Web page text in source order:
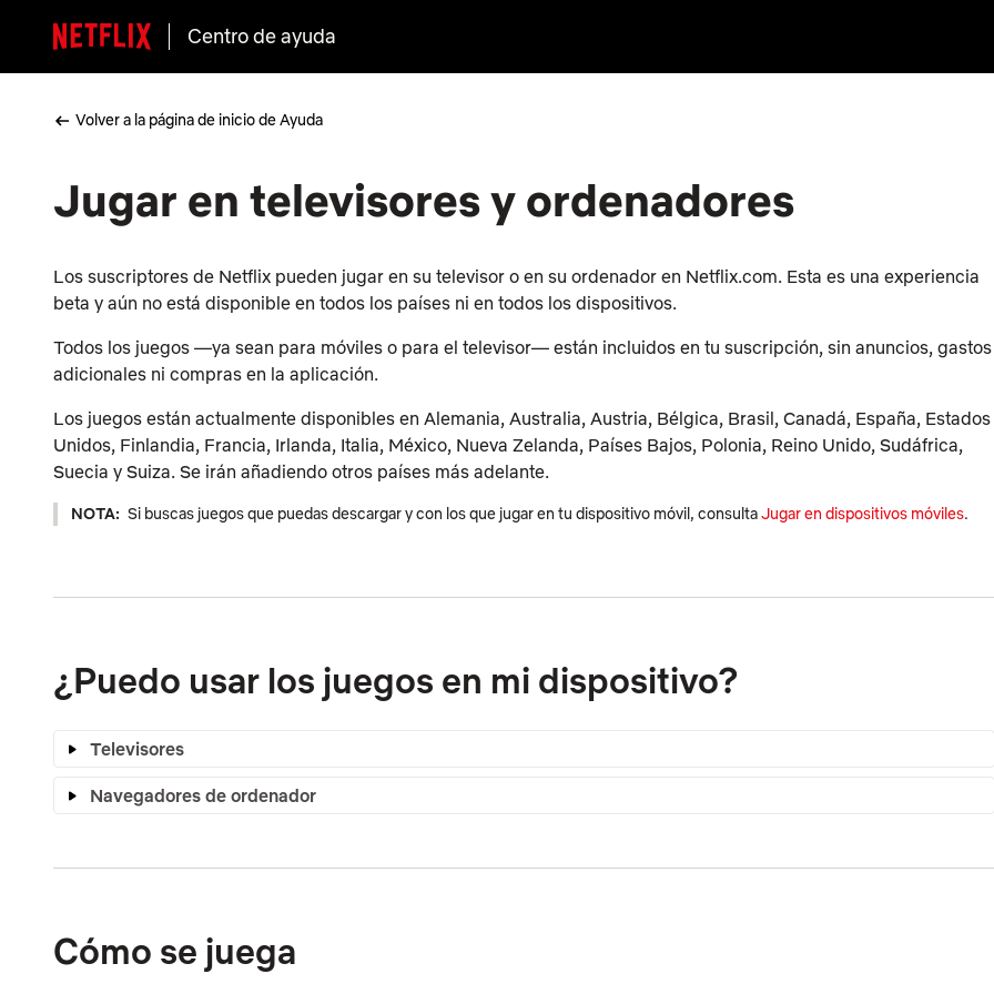
Centro de ayuda
Volver a la página de inicio de Ayuda
Jugar en televisores y ordenadores
Los suscriptores de Netflix pueden jugar en su televisor o en su ordenador en Netflix.com. Esta es una experiencia
beta y aún no está disponible en todos los países ni en todos los dispositivos.
Todos los juegos —ya sean para móviles o para el televisor— están incluidos en tu suscripción, sin anuncios, gastos
adicionales ni compras en la aplicación.
Los juegos están actualmente disponibles en Alemania, Australia, Austria, Bélgica, Brasil, Canadá, España, Estados
Unidos, Finlandia, Francia, Irlanda, Italia, México, Nueva Zelanda, Países Bajos, Polonia, Reino Unido, Sudáfrica,
Suecia y Suiza. Se irán añadiendo otros países más adelante.
NOTA: Si buscas juegos que puedas descargar y con los que jugar en tu dispositivo móvil, consultaJugar en dispositivos móviles.
¿Puedo usar los juegos en mi dispositivo?
Televisores
Navegadores de ordenador
Cómo se juega